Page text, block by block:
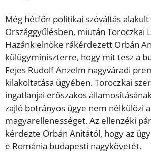
Még hétfőn politikai szóváltás
Országgyűlésben, miután Toroczkai
Hazánk elnöke rákérdezett Orbán
külügyminiszterre, hogy mit tesz a
Fejes Rudolf Anzelm nagyváradi
kilakoltatása ügyében. Toroczkai
ingatlanjai erőszakos
zajló botrányos ügye nem nélkülözi a
magyarellenességet. Az ellenzéki
kérdezte Orbán Anitától, hogy az
e Románia budapesti nagykövetét.